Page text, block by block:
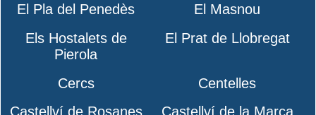
El Pla del Penedès
El Masnou
Els Hostalets de
Pierola
El Prat de Llobregat
Cercs
Centelles
Castellví de Rosanes
Castellví de la Marca